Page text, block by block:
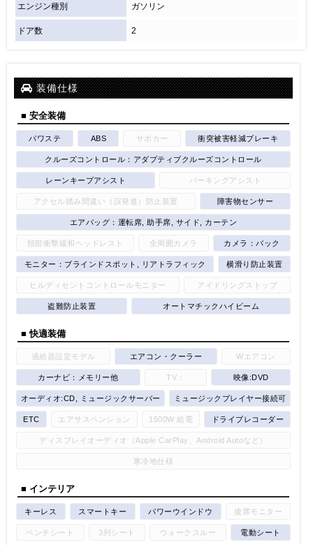
エンジン種別 ガソリン
ドア数 2
装備仕様
■ 安全装備
パワステ ABS サポカー 衝突被害軽減ブレーキ
クルーズコントロール：アダプティブクルーズコントロール
レーンキープアシスト パーキングアシスト
アクセル踏み間違い（誤発進）防止装置 障害物センサー
エアバッグ：運転席, 助手席, サイド, カーテン
頸部衝撃緩和ヘッドレスト 全周囲カメラ カメラ：バック
モニター：ブラインドスポット, リアトラフィック 横滑り防止装置
ヒルディセントコントロールモニター アイドリングストップ
盗難防止装置 オートマチックハイビーム
■ 快適装備
過給器設定モデル エアコン・クーラー Wエアコン
カーナビ：メモリー他 TV： 映像:DVD
オーディオ:CD, ミュージックサーバー ミュージックプレイヤー接続可
ETC エアサスペンション 1500W 給電 ドライブレコーダー
ディスプレイオーディオ（Apple CarPlay、Android Autoなど）
寒冷地仕様
■ インテリア
キーレス スマートキー パワーウインドウ 後席モニター
ベンチシート 3列シート ウォークスルー 電動シート